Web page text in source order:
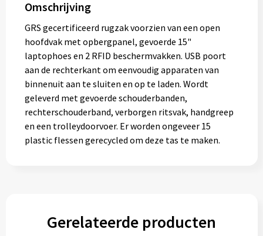
Persoonlijke verzorging
Zonnebrillen
EHBO
Verpakkingen
Pashouders
Omschrijving
GRS gecertificeerd rugzak voorzien van een open
hoofdvak met opbergpanel, gevoerde 15"
laptophoes en 2 RFID beschermvakken. USB poort
aan de rechterkant om eenvoudig apparaten van
binnenuit aan te sluiten en op te laden. Wordt
geleverd met gevoerde schouderbanden,
rechterschouderband, verborgen ritsvak, handgreep
en een trolleydoorvoer. Er worden ongeveer 15
plastic flessen gerecycled om deze tas te maken.
Gerelateerde producten